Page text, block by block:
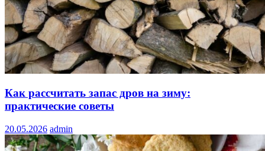
Как рассчитать запас дров на зиму:
практические советы
20.05.2026 admin